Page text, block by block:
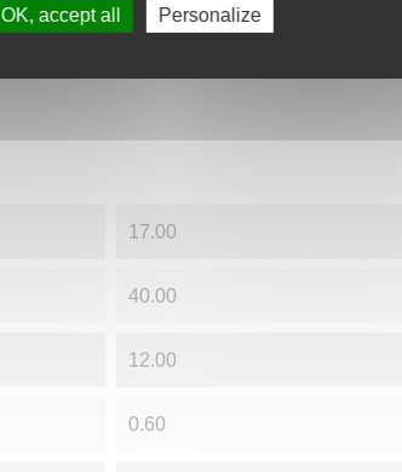
17.00
40.00
12.00
0.60
OK, accept all Personalize